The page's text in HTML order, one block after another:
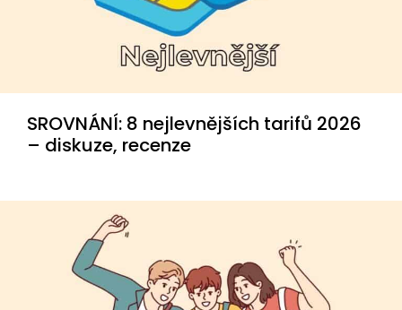
SROVNÁNÍ: 8 nejlevnějších tarifů 2026
– diskuze, recenze